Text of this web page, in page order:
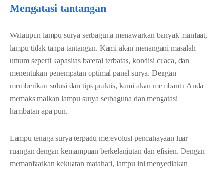
Mengatasi tantangan
Walaupun lampu surya serbaguna menawarkan banyak manfaat,
lampu tidak tanpa tantangan. Kami akan menangani masalah
umum seperti kapasitas baterai terbatas, kondisi cuaca, dan
menentukan penempatan optimal panel surya. Dengan
memberikan solusi dan tips praktis, kami akan membantu Anda
memaksimalkan lampu surya serbaguna dan mengatasi
hambatan apa pun.
Lampu tenaga surya terpadu merevolusi pencahayaan luar
ruangan dengan kemampuan berkelanjutan dan efisien. Dengan
memanfaatkan kekuatan matahari, lampu ini menyediakan